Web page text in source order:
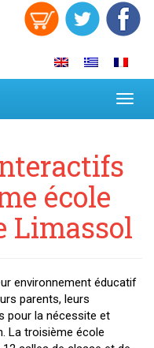
école
Limassol
environnement éducatif
parents, leurs
pour la nécessite et
La troisième école